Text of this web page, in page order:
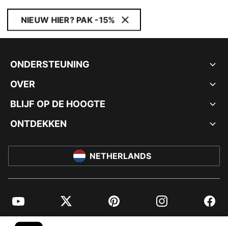
NIEUW HIER? PAK -15%
ONDERSTEUNING
OVER
BLIJF OP DE HOOGTE
ONTDEKKEN
NETHERLANDS
YouTube Twitter Pinterest Instagram